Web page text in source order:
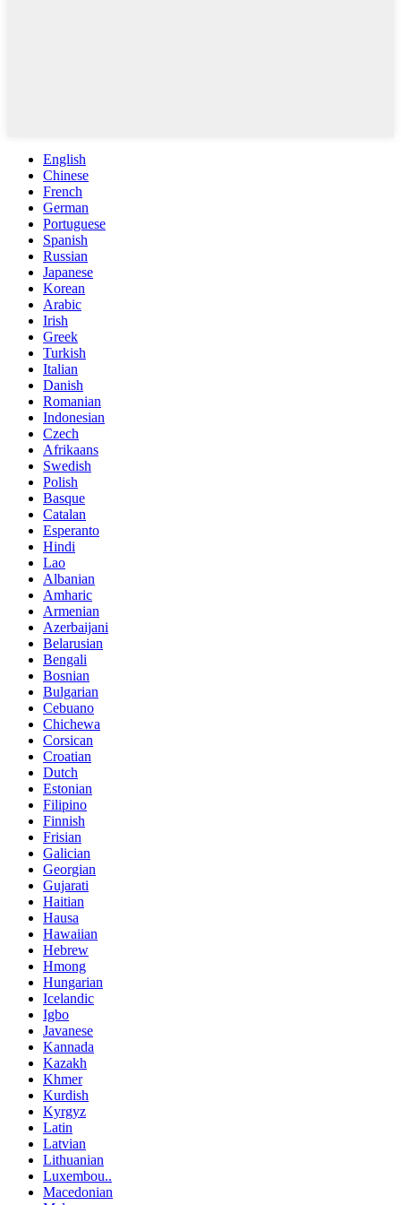
English
Chinese
French
German
Portuguese
Spanish
Russian
Japanese
Korean
Arabic
Irish
Greek
Turkish
Italian
Danish
Romanian
Indonesian
Czech
Afrikaans
Swedish
Polish
Basque
Catalan
Esperanto
Hindi
Lao
Albanian
Amharic
Armenian
Azerbaijani
Belarusian
Bengali
Bosnian
Bulgarian
Cebuano
Chichewa
Corsican
Croatian
Dutch
Estonian
Filipino
Finnish
Frisian
Galician
Georgian
Gujarati
Haitian
Hausa
Hawaiian
Hebrew
Hmong
Hungarian
Icelandic
Igbo
Javanese
Kannada
Kazakh
Khmer
Kurdish
Kyrgyz
Latin
Latvian
Lithuanian
Luxembou..
Macedonian